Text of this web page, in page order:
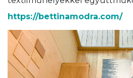
https://bettinamodra.com/